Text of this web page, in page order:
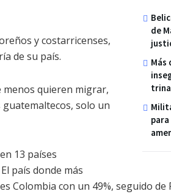
de
Más
y costarricenses,
de su país.
menos quieren migrar,
solo un
13 países
país donde más
Colombia con un 49%, seguido